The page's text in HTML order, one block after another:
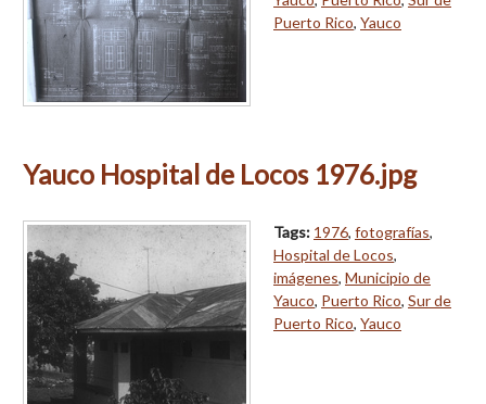
Puerto Rico, Yauco
Yauco Hospital de Locos 1976.jpg
Tags: 1976, fotografías,
Hospital de Locos,
imágenes, Municipio de
Yauco, Puerto Rico, Sur de
Puerto Rico, Yauco